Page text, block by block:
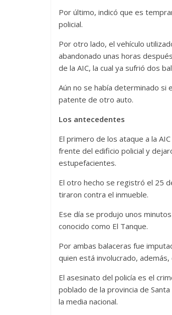
Por último, indicó que es
policial.
Por otro lado, el vehículo
abandonado unas horas
de la AIC, la cual ya sufrió dos
Aún no se había determinado si
patente de otro auto.
Los antecedentes
El primero de los ataque a la
frente del edificio policial y
estupefacientes.
El otro hecho se registró el 25
tiraron contra el inmueble.
Ese día se produjo unos
conocido como El Tanque.
Por ambas balaceras fue
quien está involucrado,
El asesinato del policía es el
poblado de la provincia de
la media nacional.